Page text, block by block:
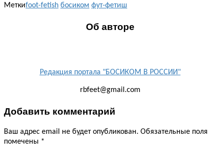
Меткиfoot-fetish босиком фут-фетиш
Об авторе
Редакция портала "БОСИКОМ В РОССИИ"
rbfeet@gmail.com
Добавить комментарий
Ваш адрес email не будет опубликован. Обязательные поля
помечены *